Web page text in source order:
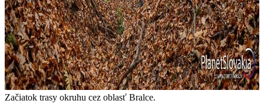
Začiatok trasy okruhu cez oblasť Bralce.